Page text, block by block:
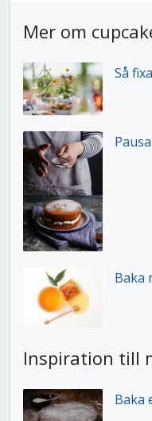
Mer om
Så
Baka
Inspiration till
Baka